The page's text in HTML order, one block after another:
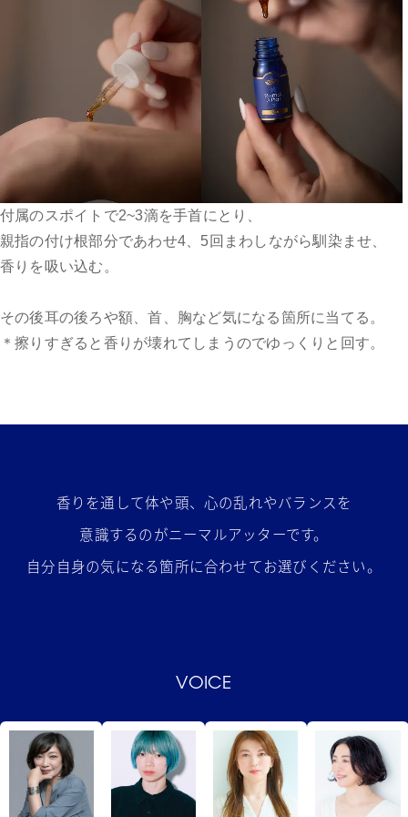
付属のスポイトで2~3滴を手首にとり、
親指の付け根部分であわせ4、5回まわしながら馴染ませ、
香りを吸い込む。
その後耳の後ろや額、首、胸など気になる箇所に当てる。
＊擦りすぎると香りが壊れてしまうのでゆっくりと回す。
香りを通して体や頭、心の乱れやバランスを
意識するのがニーマルアッターです。
自分自身の気になる箇所に合わせてお選びください。
VOICE